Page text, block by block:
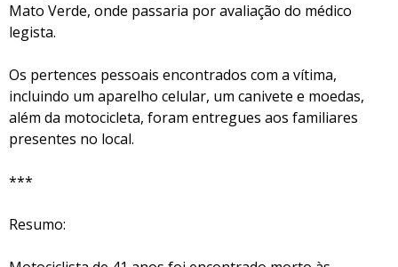
Mato Verde, onde passaria por avaliação do médico
legista.
Os pertences pessoais encontrados com a vítima,
incluindo um aparelho celular, um canivete e moedas,
além da motocicleta, foram entregues aos familiares
presentes no local.
***
Resumo: